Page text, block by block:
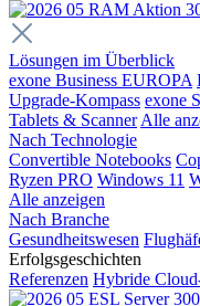
Lösungen im Überblick
exone Business EUROPA
Upgrade-Kompass exone
Tablets & Scanner Alle
Nach Technologie
Convertible Notebooks
Ryzen PRO Windows 11
Alle anzeigen
Nach Branche
Gesundheitswesen
Erfolgsgeschichten
Referenzen Hybride